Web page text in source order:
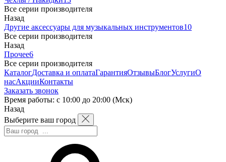
Все серии производителя
Назад
Другие аксессуары для музыкальных инструментов10
Все серии производителя
Назад
Прочее6
Все серии производителя
КаталогДоставка и оплатаГарантияОтзывыБлогУслугиО
насАкцииКонтакты
Заказать звонок
Время работы: с 10:00 до 20:00 (Мск)
Назад
Выберите ваш город